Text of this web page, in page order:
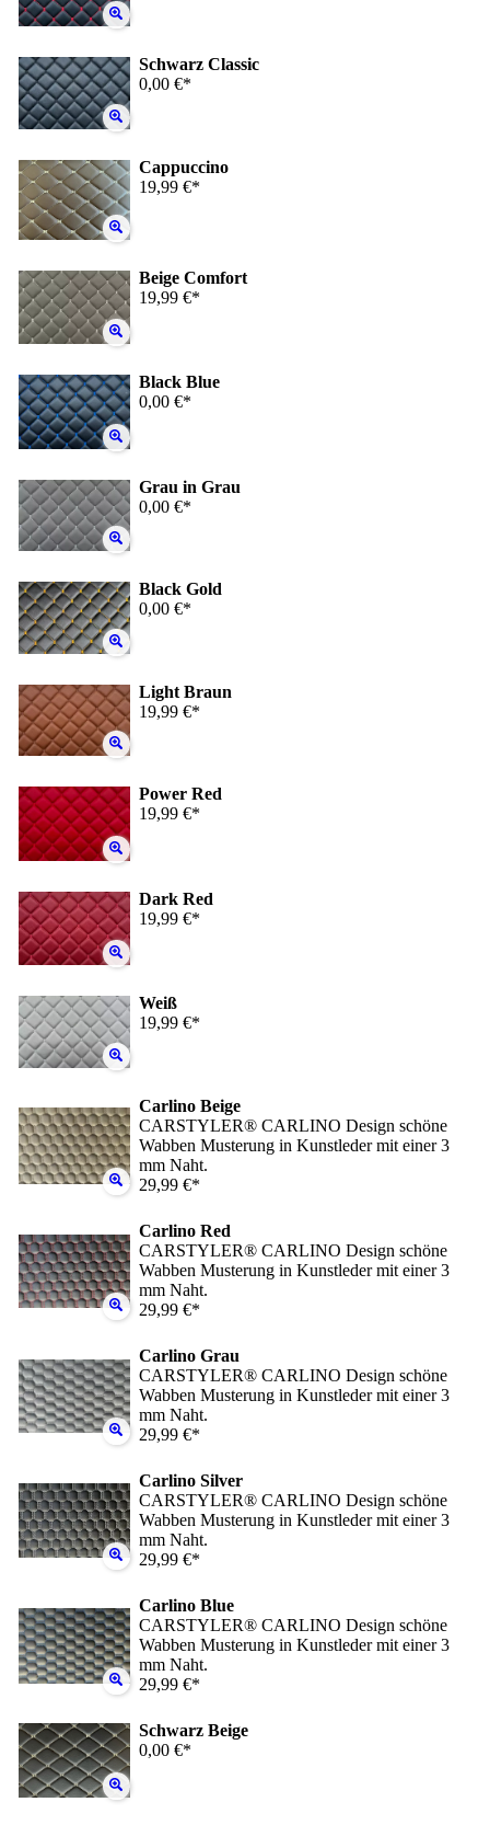
Schwarz Classic
0,00 €*
Cappuccino
19,99 €*
Beige Comfort
19,99 €*
Black Blue
0,00 €*
Grau in Grau
0,00 €*
Black Gold
0,00 €*
Light Braun
19,99 €*
Power Red
19,99 €*
Dark Red
19,99 €*
Weiß
19,99 €*
Carlino Beige
CARSTYLER® CARLINO Design schöne
Wabben Musterung in Kunstleder mit einer 3
mm Naht.
29,99 €*
Carlino Red
CARSTYLER® CARLINO Design schöne
Wabben Musterung in Kunstleder mit einer 3
mm Naht.
29,99 €*
Carlino Grau
CARSTYLER® CARLINO Design schöne
Wabben Musterung in Kunstleder mit einer 3
mm Naht.
29,99 €*
Carlino Silver
CARSTYLER® CARLINO Design schöne
Wabben Musterung in Kunstleder mit einer 3
mm Naht.
29,99 €*
Carlino Blue
CARSTYLER® CARLINO Design schöne
Wabben Musterung in Kunstleder mit einer 3
mm Naht.
29,99 €*
Schwarz Beige
0,00 €*